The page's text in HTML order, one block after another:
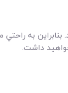
به راحتي
داشت.